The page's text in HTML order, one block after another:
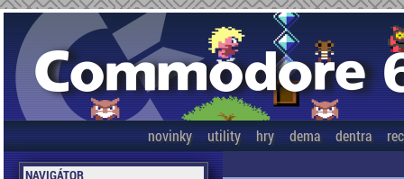
novinky utility hry dema dentra
NAVIGÁTOR